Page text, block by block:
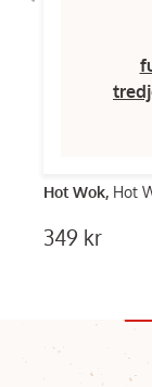
Hot Wok, Hot
349 kr